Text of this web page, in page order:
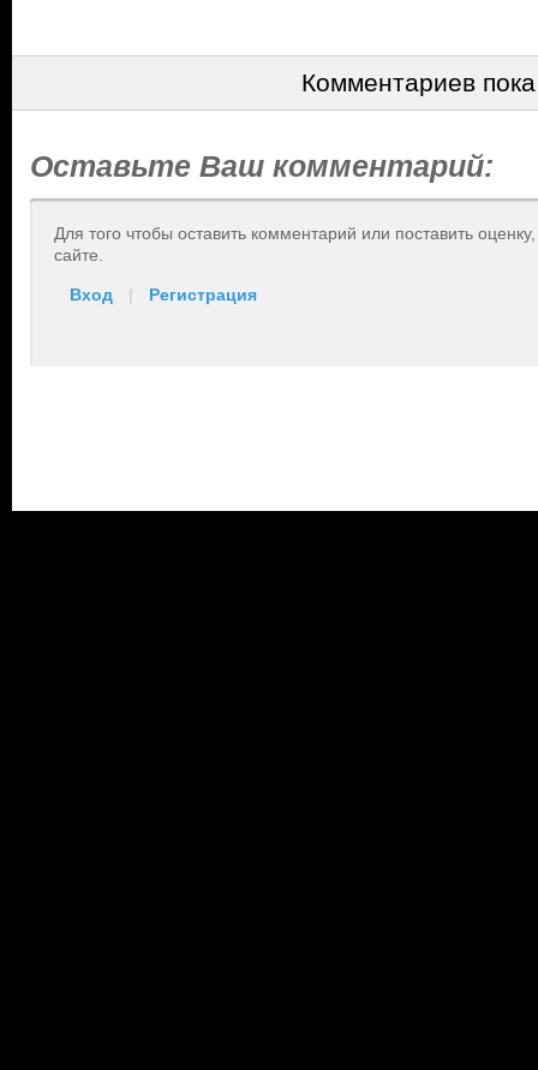
Комментариев
Оставьте Ваш комментарий:
Для того чтобы оставить комментарий или поставить
сайте.
Вход | Регистрация